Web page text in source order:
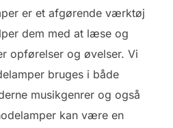
er et afgørende værktøj
dem med at læse og
opførelser og øvelser. Vi
bruges i både
musikgenrer og også
kan være en